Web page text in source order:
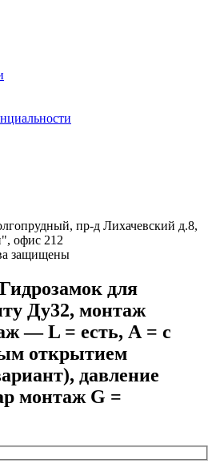
пр-д Лихачевский д.8,
офис 212
защищены
для
Ду32, монтаж
— L = есть, А = с
открытием
давление
монтаж G =